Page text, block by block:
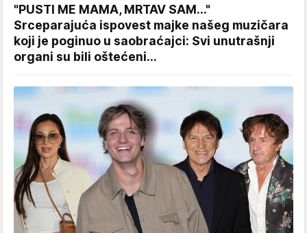
"PUSTI ME MAMA, MRTAV SAM..."
Srceparajuća ispovest majke našeg muzičara
koji je poginuo u saobraćajci: Svi unutrašnji
organi su bili oštećeni...